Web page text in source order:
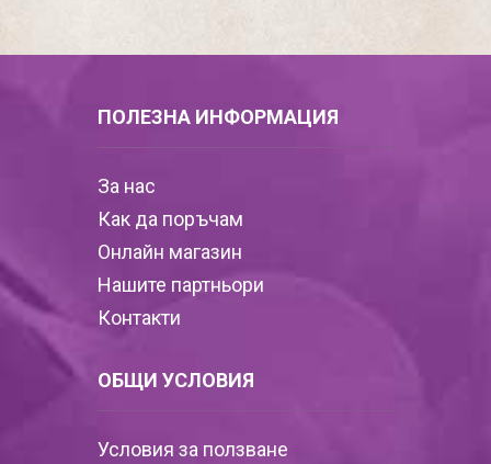
ПОЛЕЗНА ИНФОРМАЦИЯ
За нас
Как да поръчам
Онлайн магазин
Нашите партньори
Контакти
ОБЩИ УСЛОВИЯ
Условия за ползване